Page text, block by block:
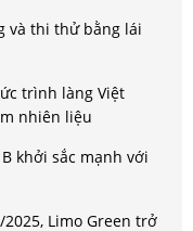
và thi thử bằng lái
trình làng Việt
nhiên liệu
khởi sắc mạnh với
Limo Green trở